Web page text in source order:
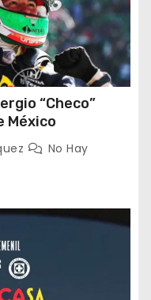
“Checo”
México
No Hay